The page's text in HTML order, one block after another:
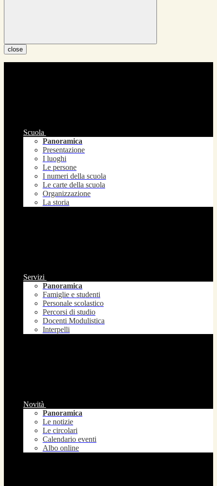
close
Scuola
Panoramica
Presentazione
I luoghi
Le persone
I numeri della scuola
Le carte della scuola
Organizzazione
La storia
Servizi
Panoramica
Famiglie e studenti
Personale scolastico
Percorsi di studio
Docenti Modulistica
Interpelli
Novità
Panoramica
Le notizie
Le circolari
Calendario eventi
Albo online